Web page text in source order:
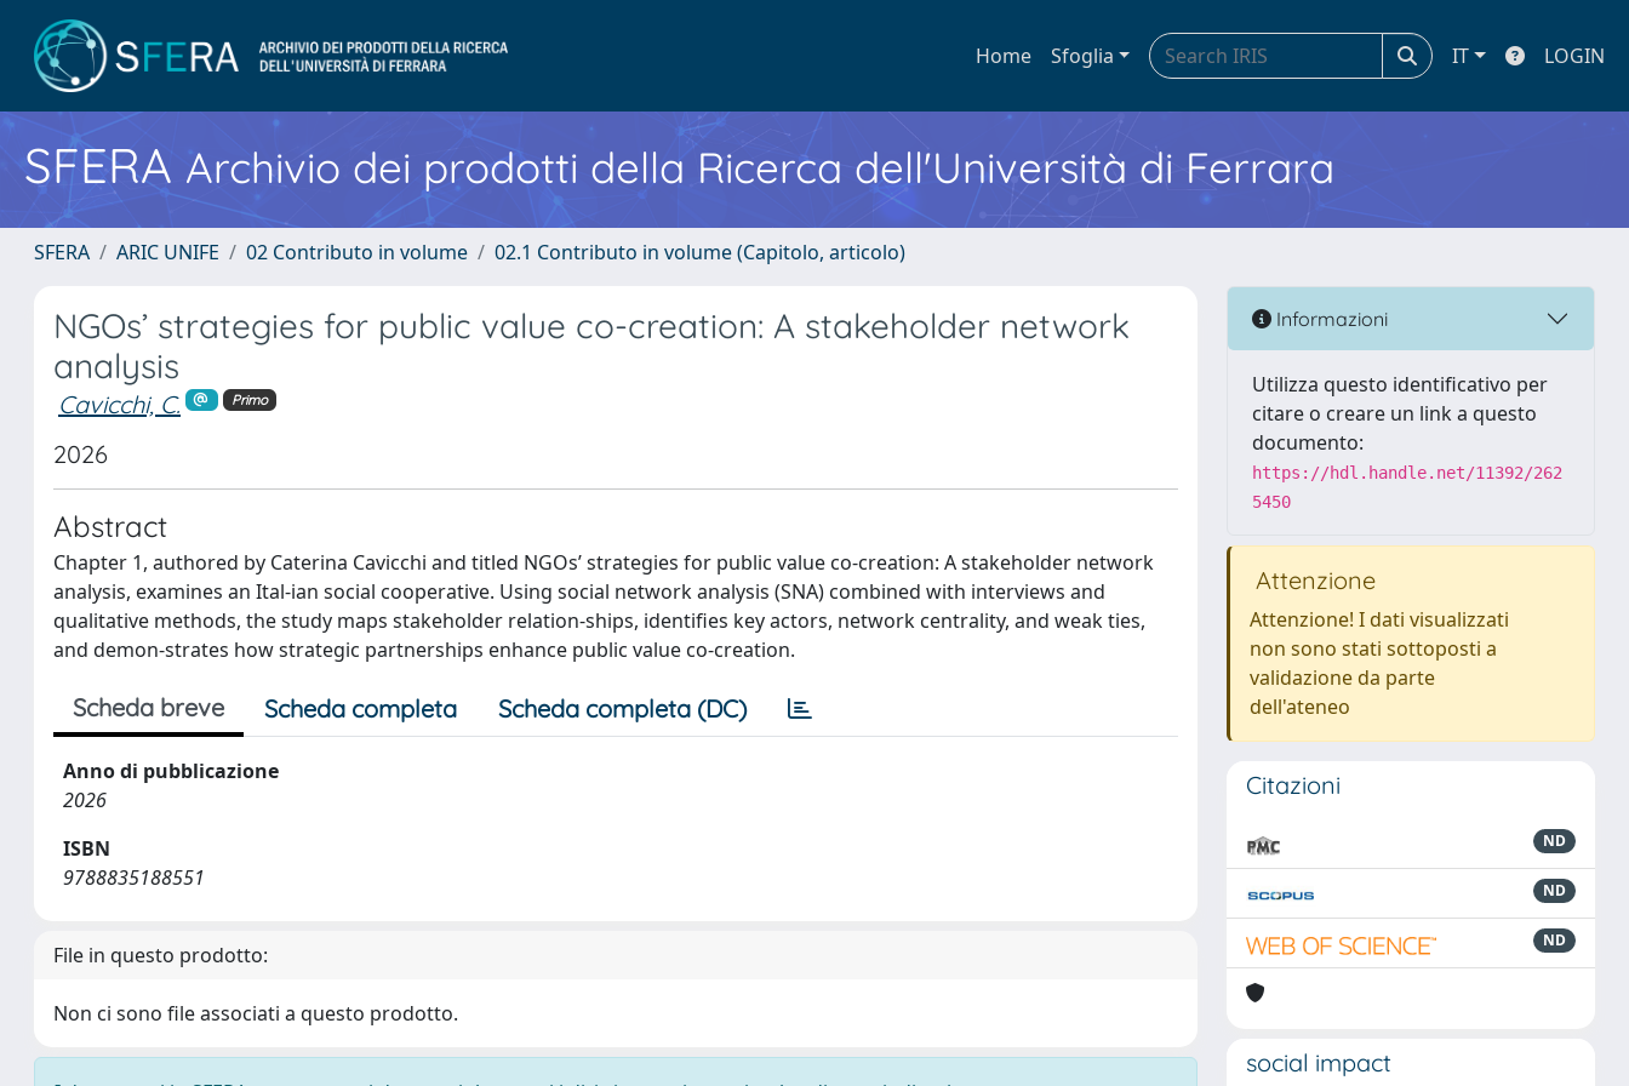
Home Sfoglia IT LOGIN
SFERA Archivio dei prodotti della Ricerca dell'Università di Ferrara
SFERA ARIC UNIFE 02 Contributo in volume 02.1 Contributo in volume (Capitolo, articolo)
NGOs’ strategies for public value co-creation: A stakeholder network
analysis
Cavicchi, C. Primo
2026
Abstract
Chapter 1, authored by Caterina Cavicchi and titled NGOs’ strategies for public value co-creation: A stakeholder network
analysis, examines an Ital-ian social cooperative. Using social network analysis (SNA) combined with interviews and
qualitative methods, the study maps stakeholder relation-ships, identifies key actors, network centrality, and weak ties,
and demon-strates how strategic partnerships enhance public value co-creation.
Scheda breve Scheda completa Scheda completa (DC)
Anno di pubblicazione
2026
ISBN
9788835188551
File in questo prodotto:
Non ci sono file associati a questo prodotto.
Informazioni
Utilizza questo identificativo per
citare o creare un link a questo
documento:
https://hdl.handle.net/11392/262
5450
Attenzione
Attenzione! I dati visualizzati
non sono stati sottoposti a
validazione da parte
dell'ateneo
Citazioni
ND
ND
ND
social impact